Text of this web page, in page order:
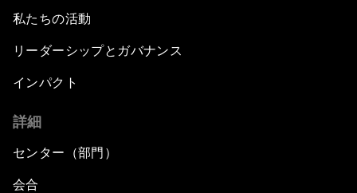
私たちの活動
リーダーシップとガバナンス
インパクト
詳細
センター（部門）
会合